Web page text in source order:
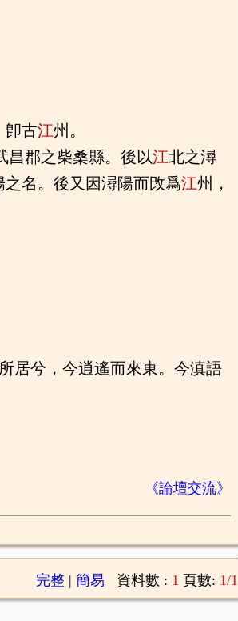
卽古江州。
昌郡之柴桑縣。後以江北之潯
之名。後又因潯陽而攺爲江州，
居兮，今逍遙而來東。今滇語
《論壇交流》
完整| 簡易 資料數 : 1 頁數: 1/1